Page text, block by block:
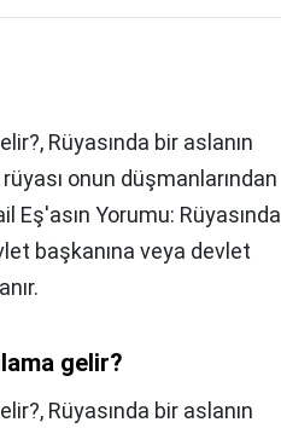
Rüyasında bir aslanın
rüyası onun düşmanlarından
Eş'asın Yorumu: Rüyasında
başkanına veya devlet
gelir?
Rüyasında bir aslanın